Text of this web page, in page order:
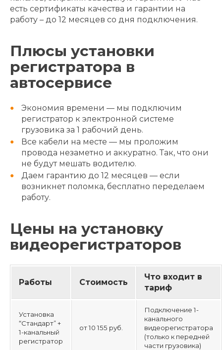
есть сертификаты качества и гарантии на
работу – до 12 месяцев со дня подключения.
Плюсы установки
регистратора в
автосервисе
Экономия времени — мы подключим
регистратор к электронной системе
грузовика за 1 рабочий день.
Все кабели на месте — мы проложим
провода незаметно и аккуратно. Так, что они
не будут мешать водителю.
Даем гарантию до 12 месяцев — если
возникнет поломка, бесплатно переделаем
работу.
Цены на установку
видеорегистраторов
Работы Стоимость
Что входит в
тариф
Установка
“Стандарт” +
1-канальный
регистратор
от 10 155 руб.
Подключение 1-
канального
видеорегистратора
(только к передней
части грузовика)